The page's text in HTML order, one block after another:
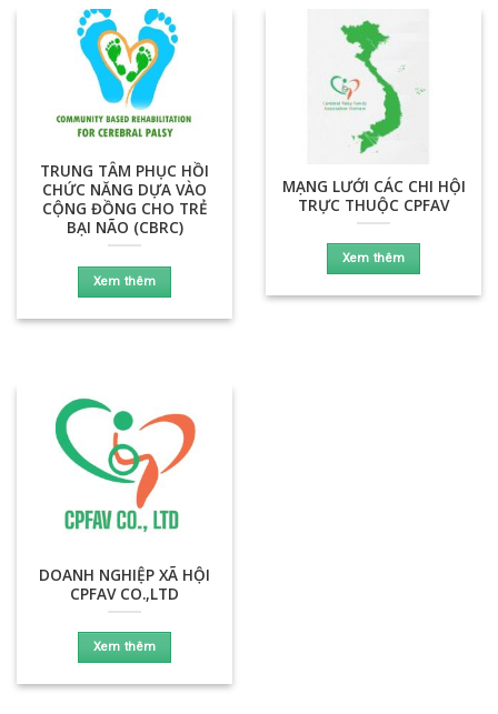
TRUNG TÂM PHỤC HỒI
CHỨC NĂNG DỰA VÀO
CỘNG ĐỒNG CHO TRẺ
BẠI NÃO (CBRC)
Xem thêm
MẠNG LƯỚI CÁC CHI HỘI
TRỰC THUỘC CPFAV
Xem thêm
DOANH NGHIỆP XÃ HỘI
CPFAV CO.,LTD
Xem thêm